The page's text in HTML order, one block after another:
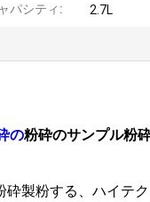
パシティ: 2.7L
の粉砕のサンプル粉
製粉する、ハイテ